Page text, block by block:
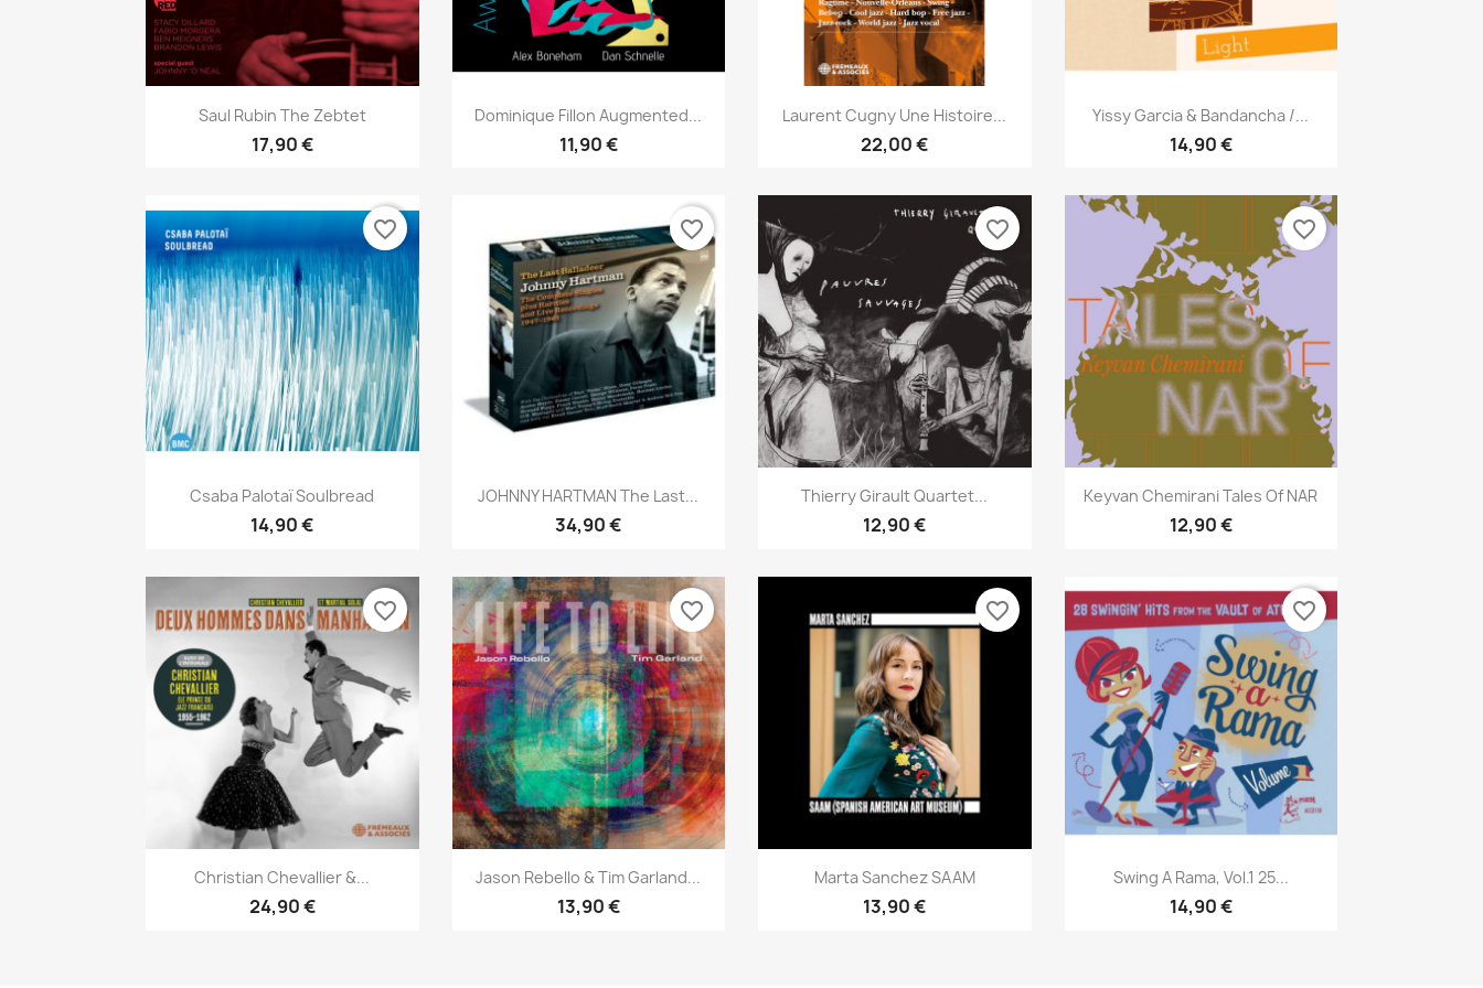
 Aperçu rapide
Saul Rubin The Zebtet
17,90 €
Aperçu rapide
Dominique Fillon Augmented...
11,90 €
Aperçu rapide
Laurent Cugny Une Histoire...
22,00 €
Aperçu rapide
Yissy Garcia & Bandancha /...
14,90 €
Aperçu rapide
Csaba Palotaï Soulbread
14,90 €
favorite_border
Aperçu rapide
JOHNNY HARTMAN The Last...
34,90 €
favorite_border
Aperçu rapide
Thierry Girault Quartet...
12,90 €
favorite_border
Aperçu rapide
Keyvan Chemirani Tales Of NAR
12,90 €
favorite_border
Aperçu rapide
Christian Chevallier &...
24,90 €
favorite_border
Aperçu rapide
Jason Rebello & Tim Garland...
13,90 €
favorite_border
Aperçu rapide
Marta Sanchez SAAM
13,90 €
favorite_border
Aperçu rapide
Swing A Rama, Vol.1 25...
14,90 €
favorite_border